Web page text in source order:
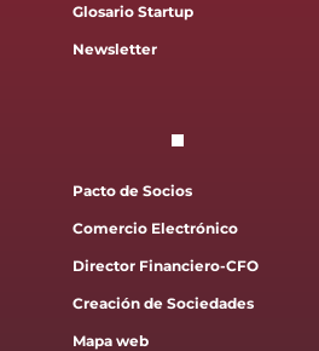
Glosario Startup
Newsletter
Pacto de Socios
Comercio Electrónico
Director Financiero-CFO
Creación de Sociedades
Mapa web